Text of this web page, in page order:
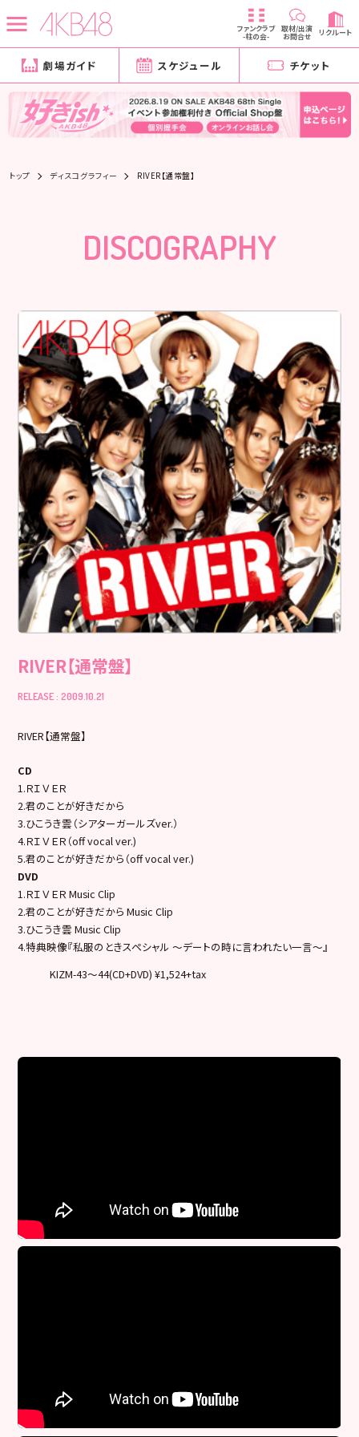
ファンクラブ
-柱の会-
取材/出演
お問合せ リクルート
劇場ガイド スケジュール チケット
トップ ディスコグラフィー RIVER【通常盤】
DISCOGRAPHY
RIVER【通常盤】
RELEASE : 2009.10.21
RIVER【通常盤】
CD
1.ＲＩＶＥＲ
2.君のことが好きだから
3.ひこうき雲（シアターガールズver.）
4.ＲＩＶＥＲ（off vocal ver.)
5.君のことが好きだから（off vocal ver.)
DVD
1.ＲＩＶＥＲ Music Clip
2.君のことが好きだから Music Clip
3.ひこうき雲 Music Clip
4.特典映像『私服のときスペシャル ～デートの時に言われたい一言～』
KIZM-43～44(CD+DVD) ¥1,524+tax